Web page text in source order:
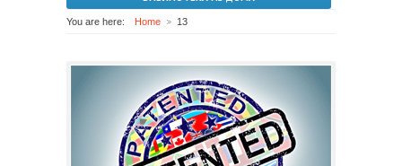
You are here: Home 13